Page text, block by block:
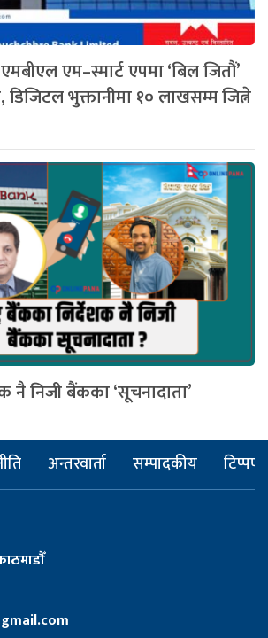
एम–स्मार्ट एपमा ‘बिल जितौं’
डिजिटल भुक्तानीमा १० लाखसम्म जित्ने
नै निजी बैंकका ‘सूचनादाता’
अन्तरवार्ता सम्पादकीय टिप्पणी